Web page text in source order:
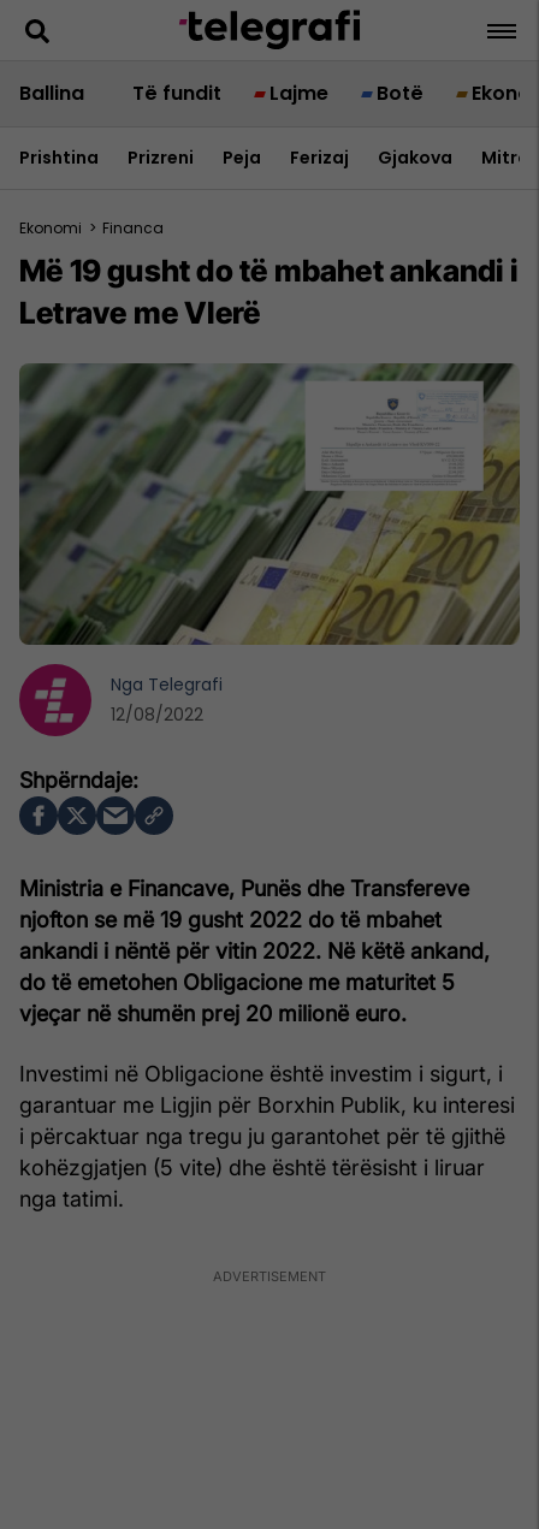
Ballina Të fundit Lajme Botë
Prishtina Prizreni Peja Ferizaj Gjakova
Ekonomi > Financa
Më 19 gusht do të mbahet ankandi i
Letrave me Vlerë
Ministria e Financave, Punës dhe Transfereve
njofton se më 19 gusht 2022 do të mbahet
ankandi i nëntë për vitin 2022. Në këtë ankand,
do të emetohen Obligacione me maturitet 5
vjeçar në shumën prej 20 milionë euro.
Investimi në Obligacione është investim i sigurt, i
garantuar me Ligjin për Borxhin Publik, ku interesi
i përcaktuar nga tregu ju garantohet për të gjithë
kohëzgjatjen (5 vite) dhe është tërësisht i liruar
nga tatimi.
Nga Telegrafi
12/08/2022